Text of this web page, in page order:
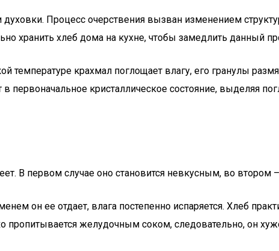
Процесс очерствения вызван изменением
хранить хлеб дома на кухне, чтобы замедлить данный
крахмал поглощает влагу, его гранулы
кристаллическое состояние, выделяя
В первом случае оно становится невкусным, во
он ее отдает, влага постепенно испаряется. Хлеб
желудочным соком, следовательно, он